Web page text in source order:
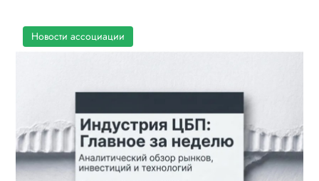
Новости ассоциации